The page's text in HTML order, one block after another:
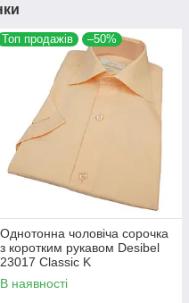
Топ продажів –50%
Однотонна чоловіча сорочка
з коротким рукавом Desibel
23017 Classic K
В наявності